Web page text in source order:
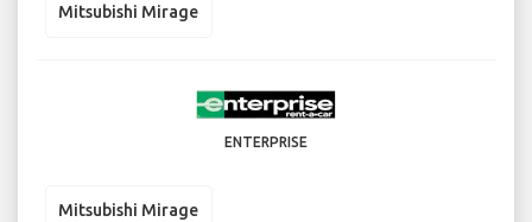
Mitsubishi Mirage
ENTERPRISE
Mitsubishi Mirage